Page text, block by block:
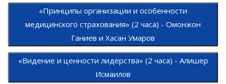
«Принципы организации и особенности
медицинского страхования» (2 часа) - Омонжон
Ганиев и Хасан Умаров
«Видение и ценности лидерства» (2 часа) - Алишер
Исмаилов